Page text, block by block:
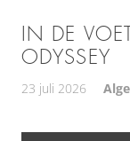
IN DE
ODYSSEY
23 juli 2026